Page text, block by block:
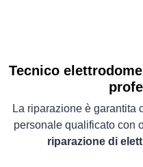
Tecnico
La riparazione è garantita
personale qualificato con
riparazione di